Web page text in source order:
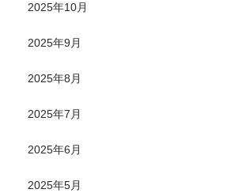
2025年10月
2025年9月
2025年8月
2025年7月
2025年6月
2025年5月